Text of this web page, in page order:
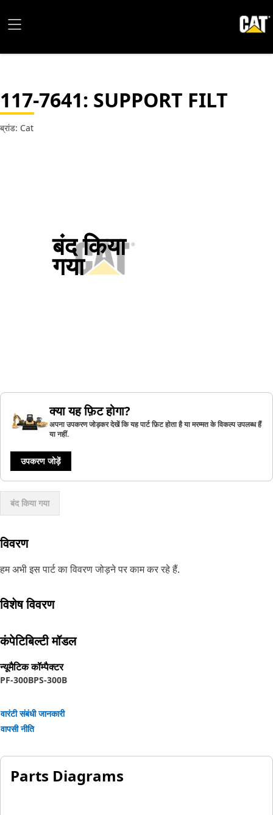
117-7641: SUPPORT FILT
ब्रांड: Cat
बंद किया
गया
क्या यह फ़िट होगा?
अपना उपकरण जोड़कर देखें कि यह पार्ट फ़िट होता है या मरम्मत के विकल्प उपलब्ध हैं
या नहीं.
उपकरण जोड़ें
बंद किया गया
विवरण
हम अभी इस पार्ट का विवरण जोड़ने पर काम कर रहे हैं.
विशेष विवरण
कंपेटिबिल्टी मॉडल
न्यूमैटिक कॉम्पैक्टर
PF-300BPS-300B
वारंटी संबंधी जानकारी
वापसी नीति
Parts Diagrams